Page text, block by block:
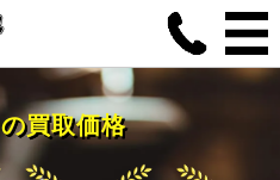
買取価格